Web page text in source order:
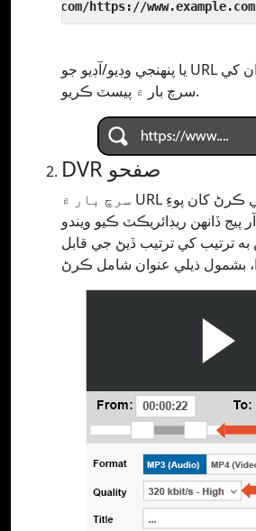
يا پنھنجي وڊيو/آڊيو جو URL ڪاپي ڪريو ۽ ان کي
سرچ بار ۾ پيسٽ ڪريو.
DVR صفحو
سرچ بار ۾ URL داخل ڪرڻ يا ڪاپي ڪرڻ کان پوءِ
ڏانهن ريڊائريڪٽ ڪيو ويندو
ترتيب کي ترتيب ڏيڻ جي قابل